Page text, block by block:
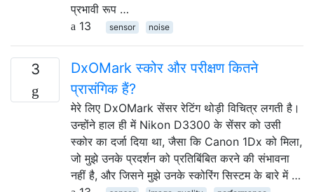
प्रभावी रूप …
13
sensor noise
3
DxOMark स्कोर और परीक्षण कितने
प्रासंगिक हैं?
मेरे लिए DxOMark सेंसर रेटिंग थोड़ी विचित्र लगती है।
उन्होंने हाल ही में Nikon D3300 के सेंसर को उसी
स्कोर का दर्जा दिया था, जैसा कि Canon 1Dx को मिला,
जो मुझे उनके प्रदर्शन को प्रतिबिंबित करने की संभावना
नहीं है, और जिसने मुझे उनके स्कोरिंग सिस्टम के बारे में …